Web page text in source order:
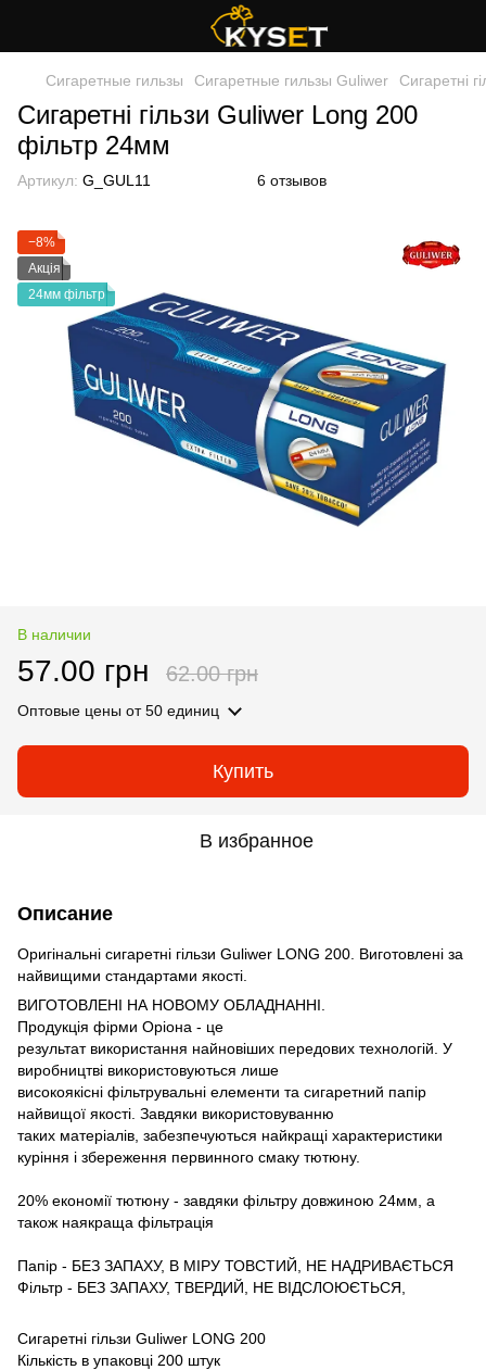
Сигаретные гильзы Сигаретные гильзы Guliwer Сигаретні
Сигаретні гільзи Guliwer Long 200
фільтр 24мм
Артикул: G_GUL11 6 отзывов
−8%
Акція
24мм фільтр
В наличии
57.00 грн 62.00 грн
Оптовые цены от 50 единиц
Купить
В избранное
Описание
Оригінальні сигаретні гільзи Guliwer LONG 200. Виготовлені за
найвищими стандартами якості.
ВИГОТОВЛЕНІ НА НОВОМУ ОБЛАДНАННІ.
Продукція фірми Оріона - це
результат використання найновіших передових технологій. У
виробництві використовуються лише
високоякісні фільтрувальні елементи та сигаретний папір
найвищої якості. Завдяки використовуванню
таких матеріалів, забезпечуються найкращі характеристики
куріння і збереження первинного смаку тютюну.
20% економії тютюну - завдяки фільтру довжиною 24мм, а
також наякраща фільтрація
Папір - БЕЗ ЗАПАХУ, В МІРУ ТОВСТИЙ, НЕ НАДРИВАЄТЬСЯ
Фільтр - БЕЗ ЗАПАХУ, ТВЕРДИЙ, НЕ ВІДСЛОЮЄТЬСЯ,
Сигаретні гільзи Guliwer LONG 200
Кількість в упаковці 200 штук